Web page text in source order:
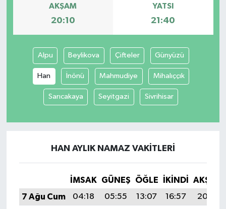
AKŞAM
20:10
YATSI
21:40
Alpu Beylikova Çifteler Günyüzü
Han İnönü Mahmudiye Mihalıççık
Sarıcakaya Seyitgazi Sivrihisar
HAN AYLIK NAMAZ VAKITLERI
İMSAK GÜNEŞ ÖĞLE İKINDI
AKŞAM
7 Ağu Cum
04:18 05:55 13:07 16:57
20:10